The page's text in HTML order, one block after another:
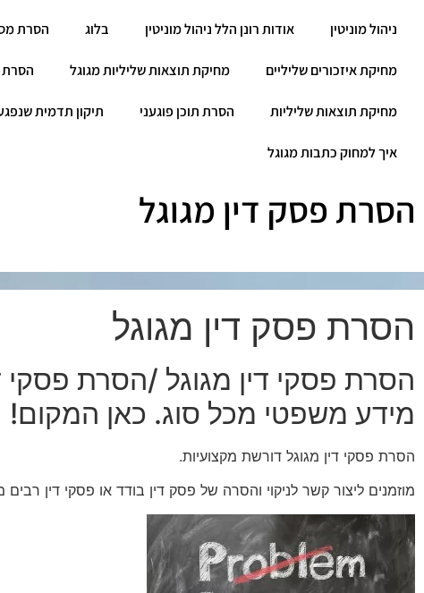
ניהול מוניטין אודות רונן הלל ניהול מוניטין בלוג הסרת
מחיקת איזכורים שליליים מחיקת תוצאות שליליות מגוגל הסרת
מחיקת תוצאות שליליות הסרת תוכן פוגעני תיקון תדמית
איך למחוק כתבות מגוגל
הסרת פסק דין מגוגל
הסרת פסק דין מגוגל
הסרת פסקי דין מגוגל /הסרת פסקי
מידע משפטי מכל סוג. כאן המקום!
הסרת פסקי דין מגוגל דורשת מקצועיות.
מוזמנים ליצור קשר לניקוי והסרה של פסק דין בודד או פסקי דין